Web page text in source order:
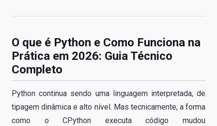
O que é Python e Como Funciona na
Prática em 2026: Guia Técnico
Completo
Python continua sendo uma linguagem interpretada, de
tipagem dinâmica e alto nível. Mas tecnicamente, a forma
como o CPython executa código mudou